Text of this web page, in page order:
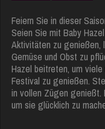
Feiern Sie in dieser
Seien Sie mit Baby
Aktivitäten zu genießen,
Gemüse und Obst zu
Hazel beitreten, um
Festival zu genießen.
in vollen Zügen genießt.
um sie glücklich zu